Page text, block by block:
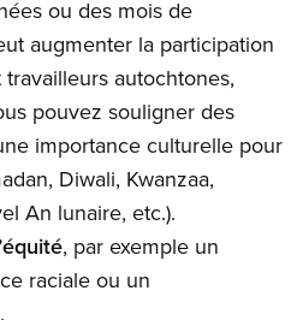
ou des mois de
augmenter la participation
autochtones,
pouvez souligner des
importance culturelle pour
Diwali, Kwanzaa,
An lunaire, etc.).
, par exemple un
raciale ou un